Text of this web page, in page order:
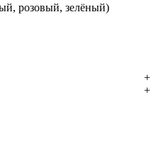
розовый, зелёный)